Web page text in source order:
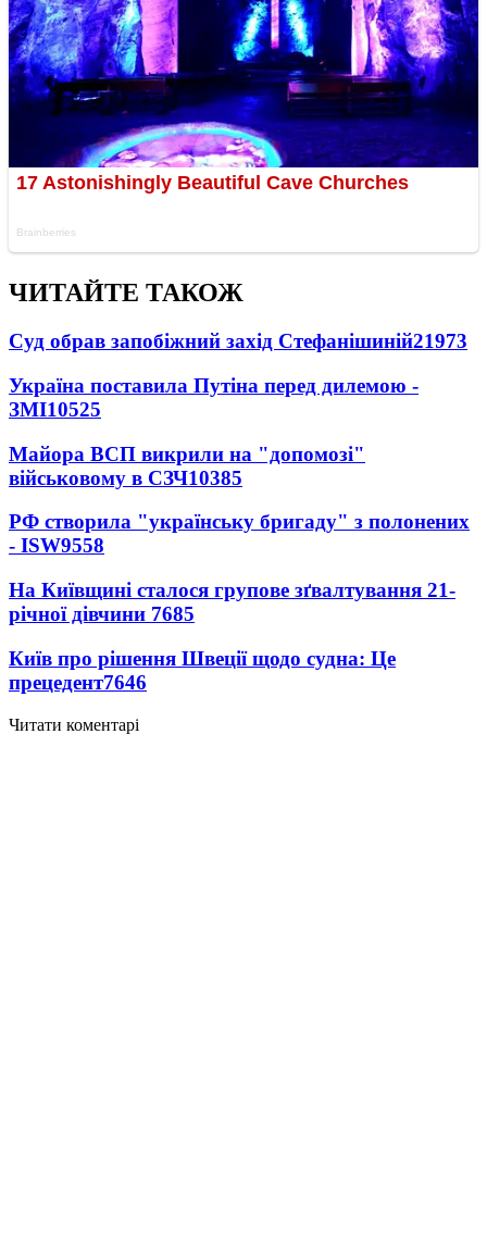
ЧИТАЙТЕ ТАКОЖ
Суд обрав запобіжний захід Стефанішиній21973
Україна поставила Путіна перед дилемою -
ЗМІ10525
Майора ВСП викрили на "допомозі"
військовому в СЗЧ10385
РФ створила "українську бригаду" з полонених
- ISW9558
На Київщині сталося групове зґвалтування 21-
річної дівчини 7685
Київ про рішення Швеції щодо судна: Це
прецедент7646
Читати коментарі